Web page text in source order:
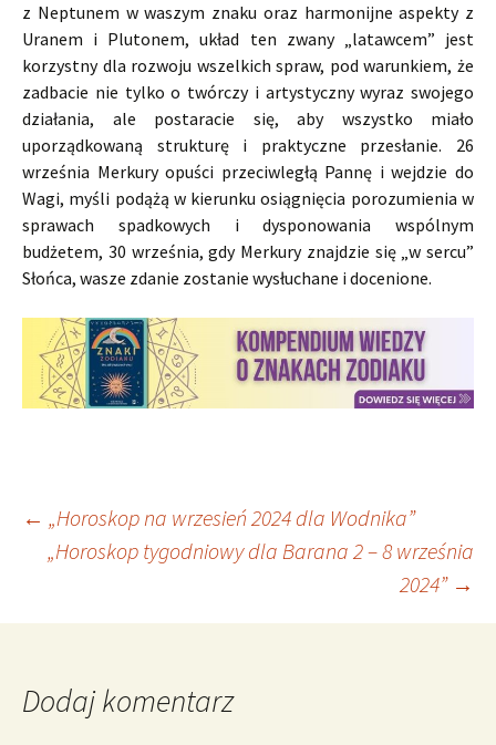
z Neptunem w waszym znaku oraz harmonijne aspekty z
Uranem i Plutonem, układ ten zwany „latawcem” jest
korzystny dla rozwoju wszelkich spraw, pod warunkiem, że
zadbacie nie tylko o twórczy i artystyczny wyraz swojego
działania, ale postaracie się, aby wszystko miało
uporządkowaną strukturę i praktyczne przesłanie. 26
września Merkury opuści przeciwległą Pannę i wejdzie do
Wagi, myśli podążą w kierunku osiągnięcia porozumienia w
sprawach spadkowych i dysponowania wspólnym
budżetem, 30 września, gdy Merkury znajdzie się „w sercu”
Słońca, wasze zdanie zostanie wysłuchane i docenione.
Nawigacja
← „Horoskop na wrzesień 2024 dla Wodnika”
„Horoskop tygodniowy dla Barana 2 – 8 września
2024” →
Dodaj komentarz